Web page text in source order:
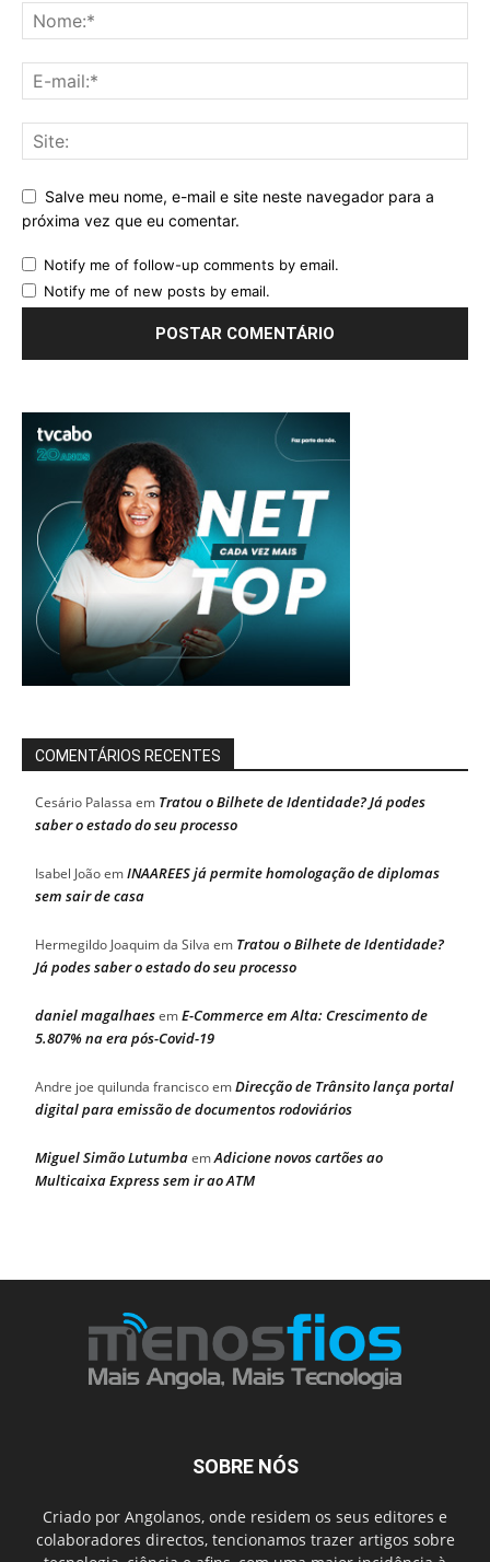
Salve meu nome, e-mail e site neste navegador para a
próxima vez que eu comentar.
Notify me of follow-up comments by email.
Notify me of new posts by email.
COMENTÁRIOS RECENTES
Cesário Palassa em Tratou o Bilhete de Identidade? Já podes
saber o estado do seu processo
Isabel JoãoemINAAREES já permite homologação de diplomas
sem sair de casa
Hermegildo Joaquim da Silva em Tratou o Bilhete de Identidade?
Já podes saber o estado do seu processo
daniel magalhaesemE-Commerce em Alta: Crescimento de
5.807% na era pós-Covid-19
Andre joe quilunda franciscoemDirecção de Trânsito lança portal
digital para emissão de documentos rodoviários
Miguel Simão LutumbaemAdicione novos cartões ao
Multicaixa Express sem ir ao ATM
SOBRE NÓS
Criado por Angolanos, onde residem os seus editores e
colaboradores directos, tencionamos trazer artigos sobre